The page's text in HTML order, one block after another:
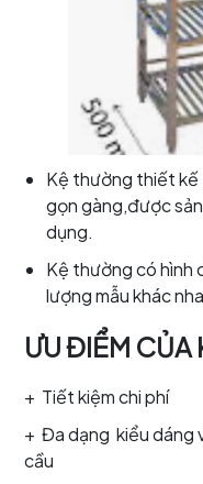
Kệ thường thiết kế
gọn gàng,được
dụng.
Kệ thường có hình
lượng mẫu khác
ƯU ĐIỂM CỦA
+ Tiết kiệm chi phí
+ Đa dạng kiểu dáng
cầu